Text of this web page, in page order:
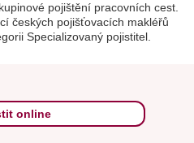
pojištění pracovních cest.
českých pojišťovacích makléřů
Specializovaný pojistitel.
online